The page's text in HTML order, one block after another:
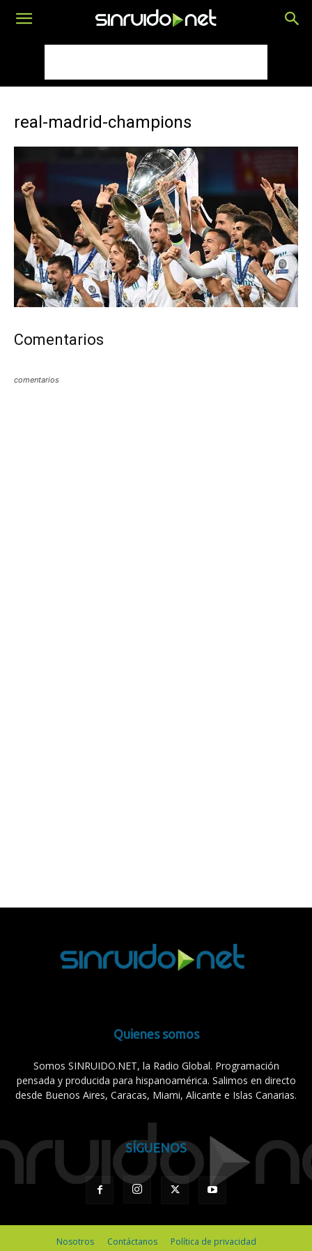
real-madrid-champions
Comentarios
comentarios
Quienes somos
Somos SINRUIDO.NET, la Radio Global. Programación
pensada y producida para hispanoamérica. Salimos en directo
desde Buenos Aires, Caracas, Miami, Alicante e Islas Canarias.
SÍGUENOS
Nosotros Contáctanos Política de privacidad